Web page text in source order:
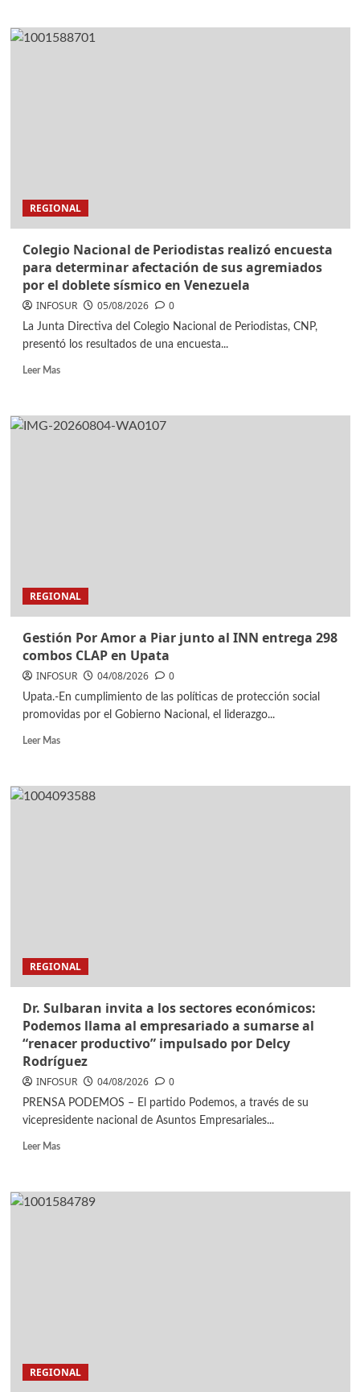
REGIONAL
Colegio Nacional de Periodistas realizó encuesta
para determinar afectación de sus agremiados
por el doblete sísmico en Venezuela
INFOSUR 05/08/2026 0
La Junta Directiva del Colegio Nacional de Periodistas, CNP,
presentó los resultados de una encuesta...
Leer Mas
REGIONAL
Gestión Por Amor a Piar junto al INN entrega 298
combos CLAP en Upata
INFOSUR 04/08/2026 0
Upata.-En cumplimiento de las políticas de protección social
promovidas por el Gobierno Nacional, el liderazgo...
Leer Mas
REGIONAL
Dr. Sulbaran invita a los sectores económicos:
Podemos llama al empresariado a sumarse al
“renacer productivo” impulsado por Delcy
Rodríguez
INFOSUR 04/08/2026 0
PRENSA PODEMOS – El partido Podemos, a través de su
vicepresidente nacional de Asuntos Empresariales...
Leer Mas
REGIONAL